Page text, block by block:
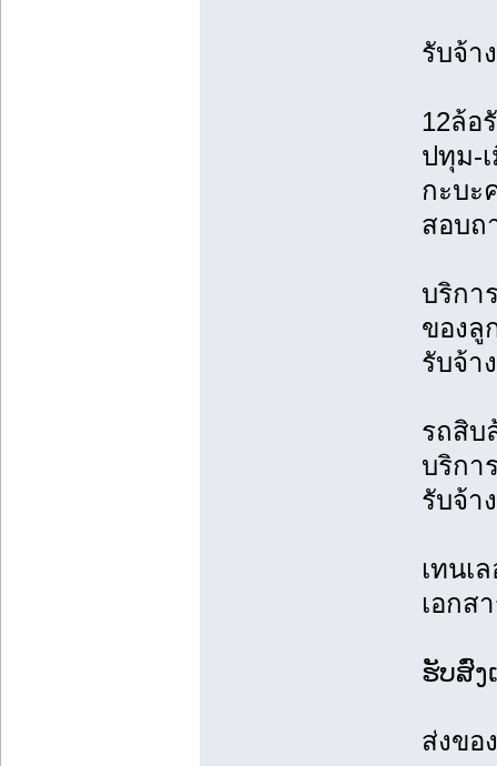
รับจ้า
12ล้อ
ปทุม-
กะบะ
สอบถ
บริกา
ของลู
รับจ้า
รถสิบ
บริกา
รับจ้า
เทนเ
เอกส
ຮັບສົ່ງ
ส่งขอ